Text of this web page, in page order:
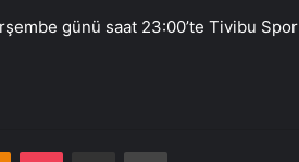
günü saat 23:00’te Tivibu Spor
Odnoklassniki
Pocket E-Posta ile paylaş Yazdır